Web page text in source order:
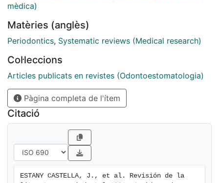
mèdica)
Matèries (anglès)
Periodontics, Systematic reviews (Medical research)
Col·leccions
Articles publicats en revistes (Odontoestomatologia)
Pàgina completa de l'ítem
Citació
ESTANY CASTELLA, J., et al. Revisión de la